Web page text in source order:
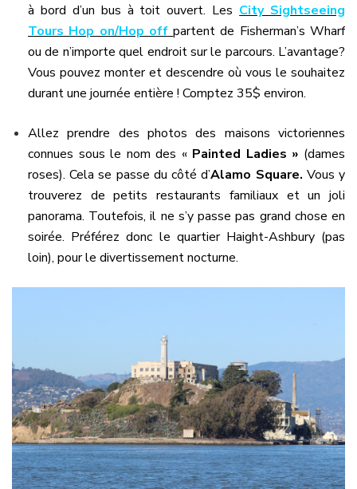
à bord d’un bus à toit ouvert. Les City Sightseeing
Tours Hop on/Hop off partent de Fisherman’s Wharf
ou de n’importe quel endroit sur le parcours. L’avantage?
Vous pouvez monter et descendre où vous le souhaitez
durant une journée entière ! Comptez 35$ environ.
Allez prendre des photos des maisons victoriennes
connues sous le nom des « Painted Ladies » (dames
roses). Cela se passe du côté d’Alamo Square. Vous y
trouverez de petits restaurants familiaux et un joli
panorama. Toutefois, il ne s’y passe pas grand chose en
soirée. Préférez donc le quartier Haight-Ashbury (pas
loin), pour le divertissement nocturne.